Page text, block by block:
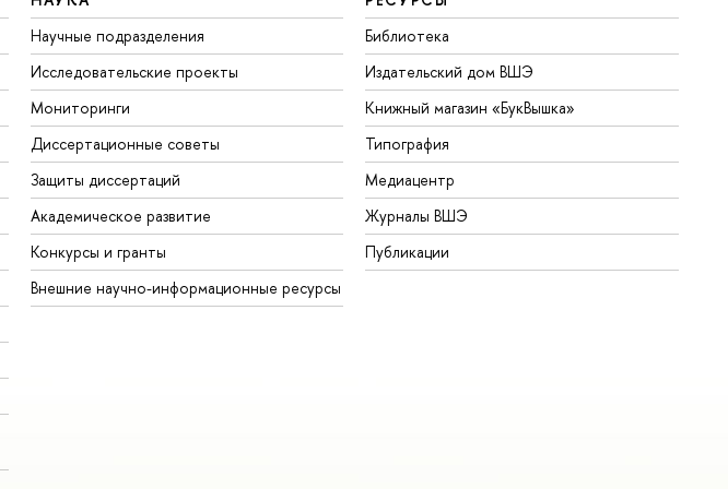
Научные подразделения
Исследовательские проекты
Мониторинги
Диссертационные советы
Защиты диссертаций
Академическое развитие
Конкурсы и гранты
Внешние научно-информационные ресурсы
Библиотека
Издательский дом ВШЭ
Книжный магазин «БукВышка»
Типография
Медиацентр
Журналы ВШЭ
Публикации